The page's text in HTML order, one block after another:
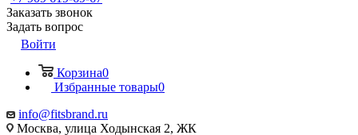
Заказать звонок
Задать вопрос
Войти
Корзина0
Избранные товары0
info@fitsbrand.ru
Москва, улица Ходынская 2, ЖК